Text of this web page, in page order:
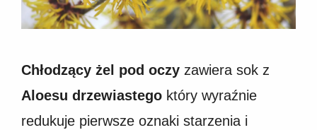
Chłodzący żel pod oczy zawiera sok z
Aloesu drzewiastego który wyraźnie
redukuje pierwsze oznaki starzenia i